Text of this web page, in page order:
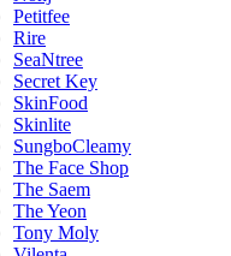
Petitfee
Rire
SeaNtree
Secret Key
SkinFood
Skinlite
SungboCleamy
The Face Shop
The Saem
The Yeon
Tony Moly